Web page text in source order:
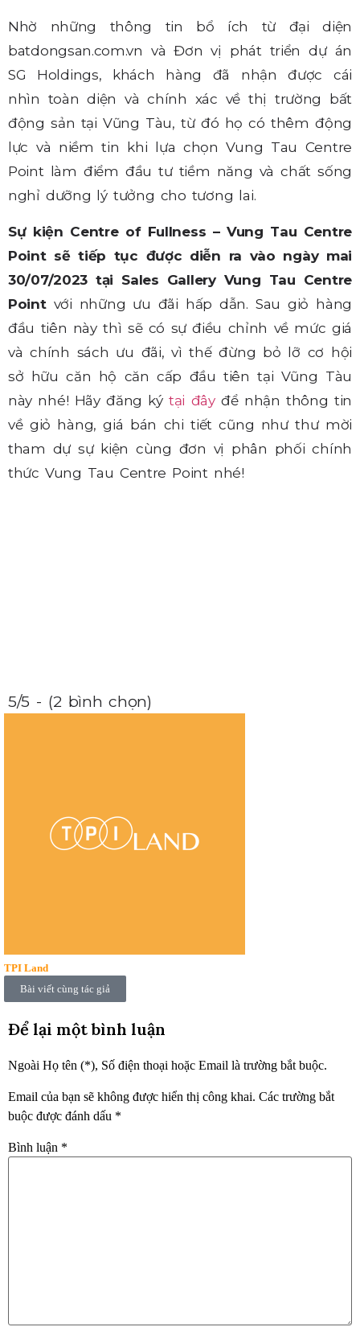
Nhờ những thông tin bổ ích từ đại diện
batdongsan.com.vn và Đơn vị phát triển dự án
SG Holdings, khách hàng đã nhận được cái
nhìn toàn diện và chính xác về thị trường bất
động sản tại Vũng Tàu, từ đó họ có thêm động
lực và niềm tin khi lựa chọn Vung Tau Centre
Point làm điểm đầu tư tiềm năng và chất sống
nghỉ dưỡng lý tưởng cho tương lai.
Sự kiện Centre of Fullness – Vung Tau Centre
Point sẽ tiếp tục được diễn ra vào ngày mai
30/07/2023 tại Sales Gallery Vung Tau Centre
Pointvới những ưu đãi hấp dẫn. Sau giỏ hàng
đầu tiên này thì sẽ có sự điều chỉnh về mức giá
và chính sách ưu đãi, vì thế đừng bỏ lỡ cơ hội
sở hữu căn hộ căn cấp đầu tiên tại Vũng Tàu
này nhé! Hãy đăng kýtại đâyđể nhận thông tin
về giỏ hàng, giá bán chi tiết cũng như thư mời
tham dự sự kiện cùng đơn vị phân phối chính
thức Vung Tau Centre Point nhé!
5/5 - (2 bình chọn)
TPI Land
Bài viết cùng tác giả
Để lại một bình luận
Ngoài Họ tên (*), Số điện thoại hoặc Email là trường bắt buộc.
Email của bạn sẽ không được hiển thị công khai. Các trường bắt
buộc được đánh dấu *
Bình luận *